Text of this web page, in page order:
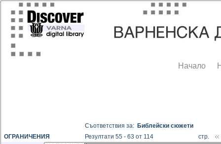
Начало
ОГРАНИЧЕНИЯ
Съответствия за: Библейски сюжети
Резултати 55 - 63 от 114
стр.